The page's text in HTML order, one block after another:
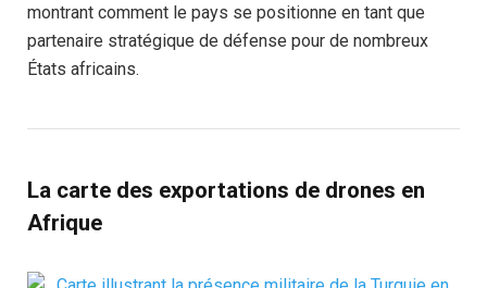
montrant comment le pays se positionne en tant que
partenaire stratégique de défense pour de nombreux
États africains.
La carte des exportations de drones en
Afrique